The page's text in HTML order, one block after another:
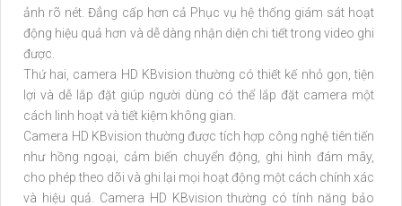
ảnh rõ nét. Đẳng cấp hơn cả Phục vụ hệ thống giám sát hoạt
động hiệu quả hơn và dễ dàng nhận diện chi tiết trong video ghi
được.
Thứ hai, camera HD KBvision thường có thiết kế nhỏ gọn, tiện
lợi và dễ lắp đặt giúp người dùng có thể lắp đặt camera một
cách linh hoạt và tiết kiệm không gian.
Camera HD KBvision thường được tích hợp công nghệ tiên tiến
như hồng ngoại, cảm biến chuyển động, ghi hình đám mây,
cho phép theo dõi và ghi lại mọi hoạt động một cách chính xác
và hiệu quả. Camera HD KBvision thường có tính năng bảo